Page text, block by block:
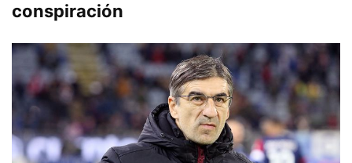
conspiración